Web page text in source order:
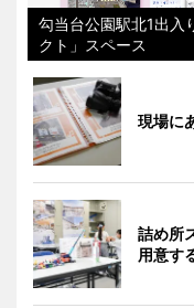
勾当台公園駅北1出入
クト」スペース
現場に
詰め所
用意す